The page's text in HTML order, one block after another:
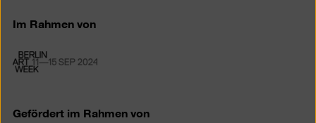
Im Rahmen von
Gefördert im Rahmen von